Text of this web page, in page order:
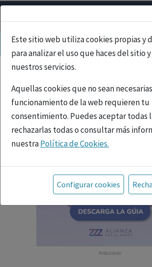
Este sitio web utiliza cookies propias y
para analizar el uso que haces del sitio
nuestros servicios.
Aquellas cookies que no sean
funcionamiento de la web requieren tu
consentimiento. Puedes aceptar todas
rechazarlas todas o consultar más
nuestraPolítica de Cookies.
Toda la información incluida en la
referida a productos del mercado
tanto, dirigida a profesionales
facultados para prescribir o dispensar
con ejercicio profesional. La información
fármacos se facilita a título meramente
Configurar cookies
PUBLICIDAD